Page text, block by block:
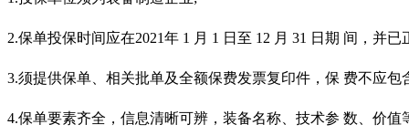
2.保单投保时间应在2021年 1 月 1 日至 12 月 31 日期 间，并已
3.须提供保单、相关批单及全额保费发票复印件，保 费不应包
4.保单要素齐全，信息清晰可辨，装备名称、技术参 数、价值